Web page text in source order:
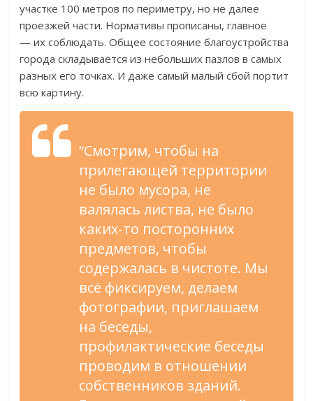
участке 100 метров по периметру, но не далее
проезжей части. Нормативы прописаны, главное
— их соблюдать. Общее состояние благоустройства
города складывается из небольших пазлов в самых
разных его точках. И даже самый малый сбой портит
всю картину.
“Смотрим, чтобы на
прилегающей территории
не было мусора, не
валялась листва, не было
каких-то посторонних
предметов, чтобы
содержалась в чистоте. Мы
всё фиксируем, делаем
фотографии, приглашаем
на беседы,
профилактические беседы
проводим в отношении
собственников зданий.